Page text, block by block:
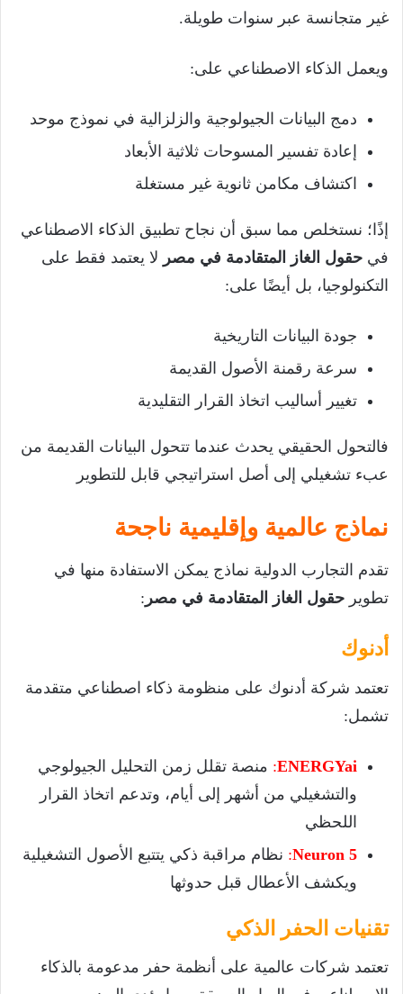
غير متجانسة عبر سنوات طويلة.
ويعمل الذكاء الاصطناعي على:
دمج البيانات الجيولوجية والزلزالية في نموذج موحد
إعادة تفسير المسوحات ثلاثية الأبعاد
اكتشاف مكامن ثانوية غير مستغلة
إذًا؛ نستخلص مما سبق أن نجاح تطبيق الذكاء الاصطناعي
في حقول الغاز المتقادمة في مصر لا يعتمد فقط على
التكنولوجيا، بل أيضًا على:
جودة البيانات التاريخية
سرعة رقمنة الأصول القديمة
تغيير أساليب اتخاذ القرار التقليدية
فالتحول الحقيقي يحدث عندما تتحول البيانات القديمة من
عبء تشغيلي إلى أصل استراتيجي قابل للتطوير
نماذج عالمية وإقليمية ناجحة
تقدم التجارب الدولية نماذج يمكن الاستفادة منها في
تطوير حقول الغاز المتقادمة في مصر :
أدنوك
تعتمد شركة أدنوك على منظومة ذكاء اصطناعي متقدمة
تشمل:
ENERGYai
: منصة تقلل زمن التحليل الجيولوجي
والتشغيلي من أشهر إلى أيام، وتدعم اتخاذ القرار
اللحظي
Neuron 5
: نظام مراقبة ذكي يتتبع الأصول التشغيلية
ويكشف الأعطال قبل حدوثها
تقنيات الحفر الذكي
تعتمد شركات عالمية على أنظمة حفر مدعومة بالذكاء